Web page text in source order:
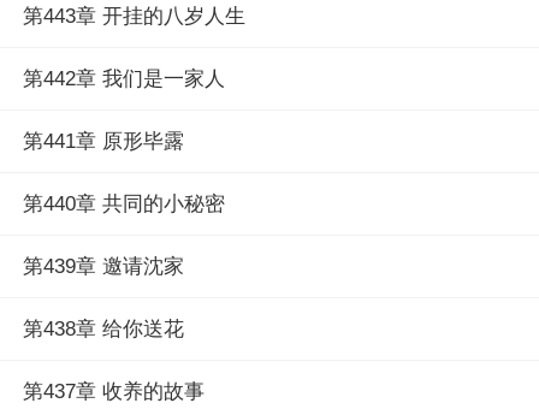
第443章 开挂的八岁人生
第442章 我们是一家人
第441章 原形毕露
第440章 共同的小秘密
第439章 邀请沈家
第438章 给你送花
第437章 收养的故事